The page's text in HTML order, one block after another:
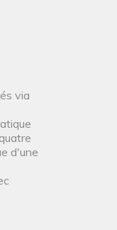
via
d'une